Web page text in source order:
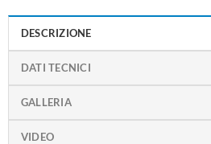
DESCRIZIONE
DATI TECNICI
GALLERIA
VIDEO